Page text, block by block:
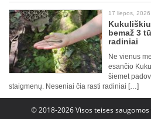
17 liepos, 2026
bemaž 3
radiniai
Ne vienus
esančio
šiemet
staigmenų. Neseniai čia rasti radiniai […]
© 2018-2026 Visos teisės saugomos